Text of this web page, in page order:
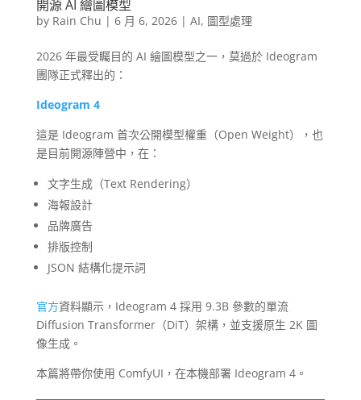
開源 AI 繪圖模型
by Rain Chu | 6 月 6, 2026| AI, 圖型處理
2026 年最受矚目的 AI 繪圖模型之一，莫過於 Ideogram
團隊正式釋出的：
Ideogram 4
這是 Ideogram 首次公開模型權重（Open Weight），也
是目前開源陣營中，在：
文字生成（Text Rendering）
海報設計
品牌廣告
排版控制
JSON 結構化提示詞
官方資料顯示，Ideogram 4 採用 9.3B 參數的單流
Diffusion Transformer（DiT）架構，並支援原生 2K 圖
像生成。
本篇將帶你使用 ComfyUI，在本機部署 Ideogram 4。